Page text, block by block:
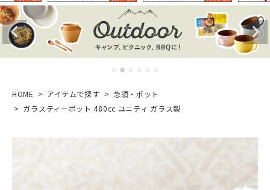
HOME アイテムで探す
急須・ポット
ガラスティーポット 480cc ユニティ ガラス製